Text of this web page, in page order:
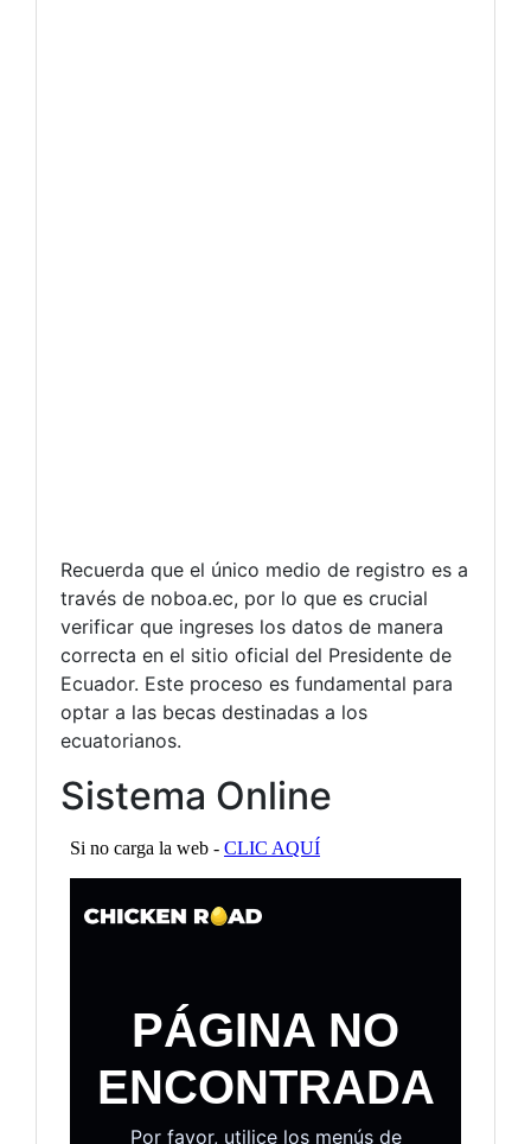
Recuerda que el único medio de registro es a
través de noboa.ec, por lo que es crucial
verificar que ingreses los datos de manera
correcta en el sitio oficial del Presidente de
Ecuador. Este proceso es fundamental para
optar a las becas destinadas a los
ecuatorianos.
Sistema Online